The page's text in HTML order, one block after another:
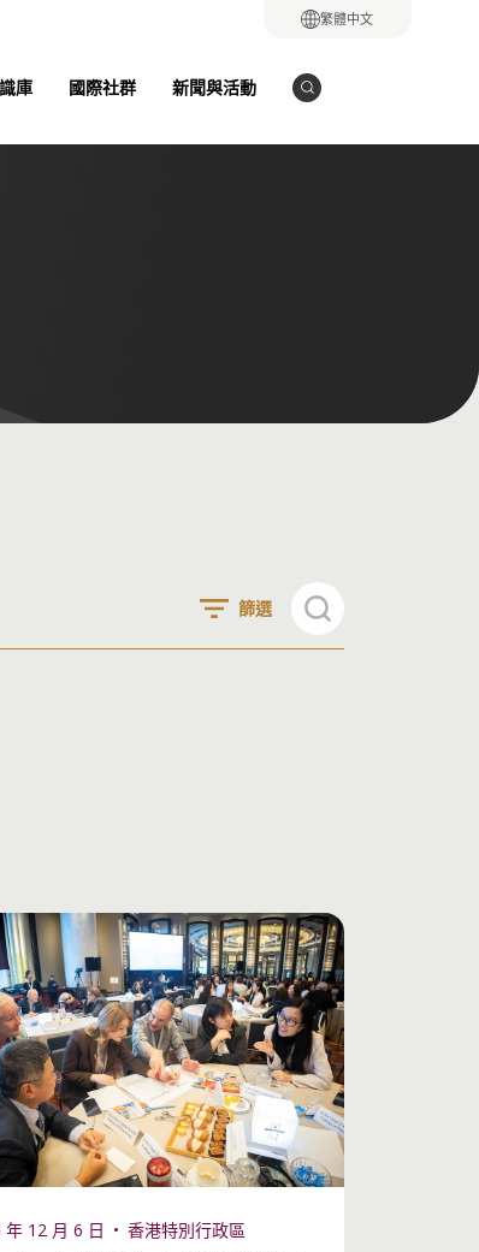
繁體中文
庫 國際社群 新聞與活動
篩選
式與環境
授 Mamadou Amadou Ly
年 12 月 6 日 香港特別行政區